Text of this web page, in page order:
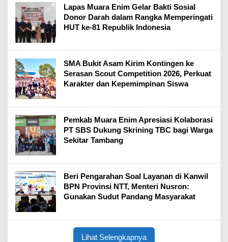
Lapas Muara Enim Gelar Bakti Sosial
Donor Darah dalam Rangka Memperingati
HUT ke-81 Republik Indonesia
SMA Bukit Asam Kirim Kontingen ke
Serasan Scout Competition 2026, Perkuat
Karakter dan Kepemimpinan Siswa
Pemkab Muara Enim Apresiasi Kolaborasi
PT SBS Dukung Skrining TBC bagi Warga
Sekitar Tambang
Beri Pengarahan Soal Layanan di Kanwil
BPN Provinsi NTT, Menteri Nusron:
Gunakan Sudut Pandang Masyarakat
Lihat Selengkapnya